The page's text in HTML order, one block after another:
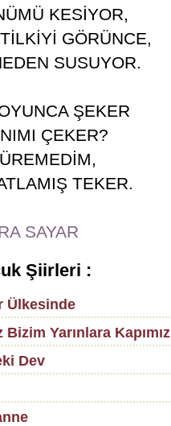
KESİYOR,
GÖRÜNCE,
SUSUYOR.
ŞEKER
ÇEKER?
TEKER.
SAYAR
Şiirleri :
Ülkesinde
Bizim Yarınlara Kapımız
Dev